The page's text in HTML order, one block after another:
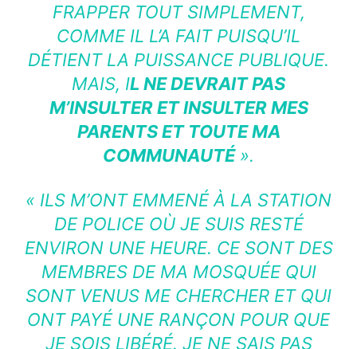
FRAPPER TOUT SIMPLEMENT,
COMME IL L’A FAIT PUISQU’IL
DÉTIENT LA PUISSANCE PUBLIQUE.
MAIS, IL NE DEVRAIT PAS
M’INSULTER ET INSULTER MES
PARENTS ET TOUTE MA
COMMUNAUTÉ».
« ILS M’ONT EMMENÉ À LA STATION
DE POLICE OÙ JE SUIS RESTÉ
ENVIRON UNE HEURE. CE SONT DES
MEMBRES DE MA MOSQUÉE QUI
SONT VENUS ME CHERCHER ET QUI
ONT PAYÉ UNE RANÇON POUR QUE
JE SOIS LIBÉRÉ. JE NE SAIS PAS